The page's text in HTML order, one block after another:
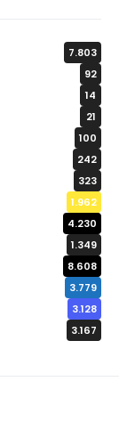
7.803
92
14
21
100
242
323
1.962
4.230
1.349
8.608
3.779
3.128
3.167